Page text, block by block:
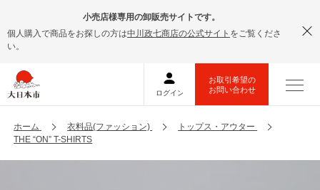
小売店様専用の卸販売サイトです。
個人購入で商品をお探しの方は中川政七商店の公式サイト をご覧くださ
い。
ホーム 衣料品(ファッション)
トップス・アウター
THE “ON” T-SHIRTS